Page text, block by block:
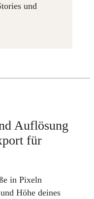
und
Auflösung
für
in Pixeln
Höhe deines